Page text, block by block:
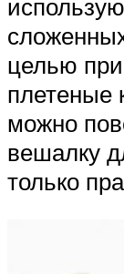
целью
плетеные
можно
вешалку
только